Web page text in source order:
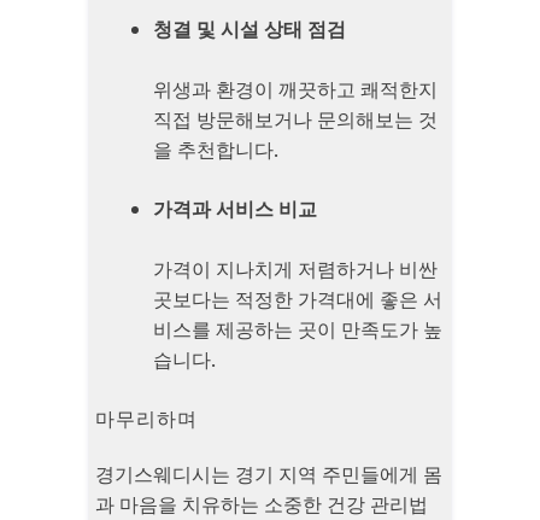
청결 및 시설 상태 점검
위생과 환경이 깨끗하고 쾌적한지
직접 방문해보거나 문의해보는 것
을 추천합니다.
가격과 서비스 비교
가격이 지나치게 저렴하거나 비싼
곳보다는 적정한 가격대에 좋은 서
비스를 제공하는 곳이 만족도가 높
습니다.
마무리하며
경기스웨디시는 경기 지역 주민들에게 몸
과 마음을 치유하는 소중한 건강 관리법